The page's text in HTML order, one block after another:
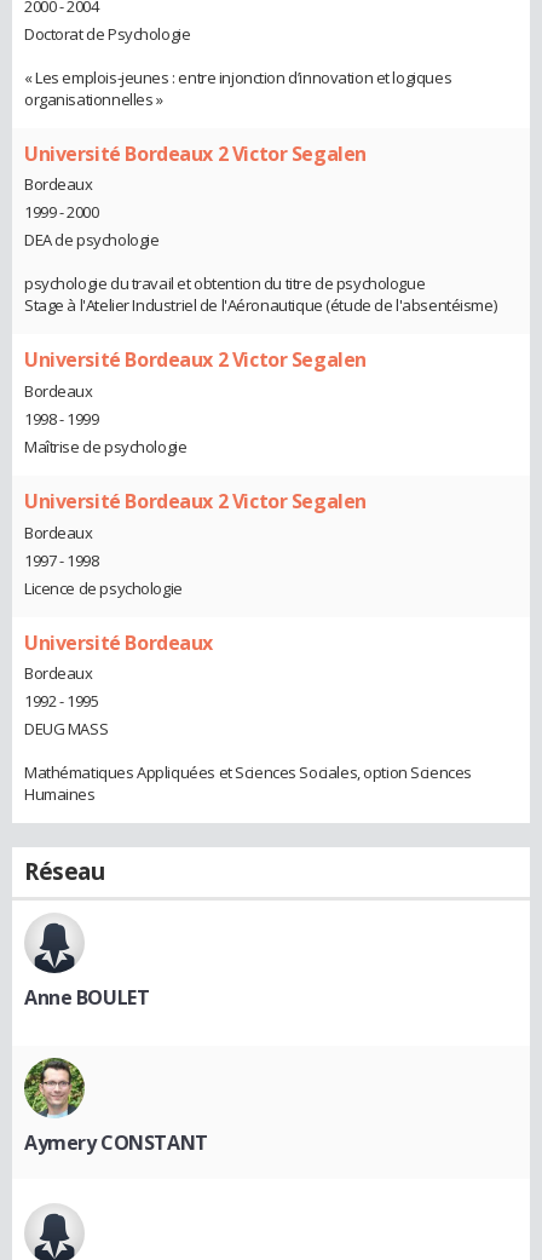
2000 - 2004
Doctorat de Psychologie
« Les emplois-jeunes : entre injonction d’innovation et logiques
organisationnelles »
Université Bordeaux 2 Victor Segalen
Bordeaux
1999 - 2000
DEA de psychologie
psychologie du travail et obtention du titre de psychologue
Stage à l'Atelier Industriel de l'Aéronautique (étude de l'absentéisme)
Université Bordeaux 2 Victor Segalen
Bordeaux
1998 - 1999
Maîtrise de psychologie
Université Bordeaux 2 Victor Segalen
Bordeaux
1997 - 1998
Licence de psychologie
Université Bordeaux
Bordeaux
1992 - 1995
DEUG MASS
Mathématiques Appliquées et Sciences Sociales, option Sciences
Humaines
Réseau
Anne BOULET
Aymery CONSTANT